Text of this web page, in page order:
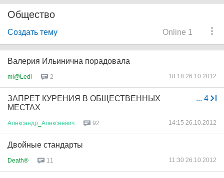
Общество
Online 1
Создать тему
Валерия Ильинична порадовала
mi@Ledi 2 18:18 26.10.2012
... 4
ЗАПРЕТ КУРЕНИЯ В ОБЩЕСТВЕННЫХ
МЕСТАХ
Александр Алексеевич 92 14:15 26.10.2012
Двойные стандарты
Death® 11 11:30 26.10.2012